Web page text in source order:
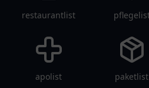
restaurantlist
apolist paketlist